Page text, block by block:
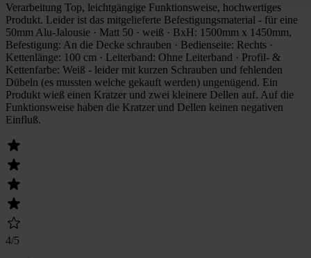
Verarbeitung Top, leichtgängige Funktionsweise, hochwertiges
Produkt. Leider ist das mitgelieferte Befestigungsmaterial - für eine
50mm Alu-Jalousie · Matt 50 · weiß · BxH: 1500mm x 1450mm,
Befestigung: An die Decke schrauben · Bedienseite: Rechts ·
Kettenlänge: 100 cm · Leiterband: Ohne Leiterband · Profil- &
Kettenfarbe: Weiß - leider mit kurzen Schrauben und fehlenden
Dübeln (es mussten welche gekauft werden) ungenügend. Ein
Produkt wieß einen Kratzer und zwei kleinere Dellen auf. Auf die
Funktionsweise haben die Kratzer und Dellen keinen negativen
Einfluß.
4/5